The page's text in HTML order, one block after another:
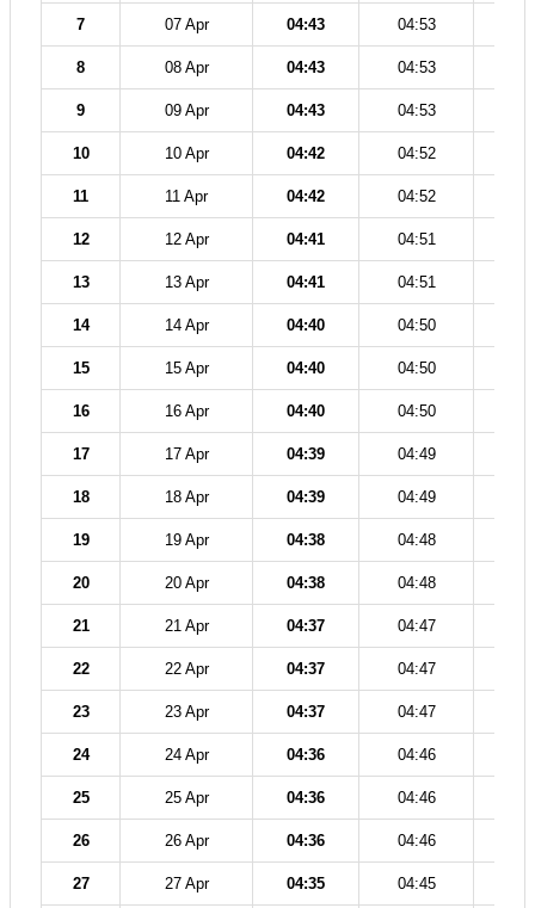
7 07 Apr 04:43 04:53
8 08 Apr 04:43 04:53
9 09 Apr 04:43 04:53
10 10 Apr 04:42 04:52
11 11 Apr 04:42 04:52
12 12 Apr 04:41 04:51
13 13 Apr 04:41 04:51
14 14 Apr 04:40 04:50
15 15 Apr 04:40 04:50
16 16 Apr 04:40 04:50
17 17 Apr 04:39 04:49
18 18 Apr 04:39 04:49
19 19 Apr 04:38 04:48
20 20 Apr 04:38 04:48
21 21 Apr 04:37 04:47
22 22 Apr 04:37 04:47
23 23 Apr 04:37 04:47
24 24 Apr 04:36 04:46
25 25 Apr 04:36 04:46
26 26 Apr 04:36 04:46
27 27 Apr 04:35 04:45